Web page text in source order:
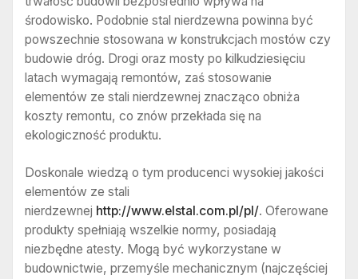
środowisko. Podobnie stal nierdzewna powinna być
powszechnie stosowana w konstrukcjach mostów czy
budowie dróg. Drogi oraz mosty po kilkudziesięciu
latach wymagają remontów, zaś stosowanie
elementów ze stali nierdzewnej znacząco obniża
koszty remontu, co znów przekłada się na
ekologiczność produktu.
Doskonale wiedzą o tym producenci wysokiej jakości
elementów ze stali
nierdzewnej http://www.elstal.com.pl/pl/. Oferowane
produkty spełniają wszelkie normy, posiadają
niezbędne atesty. Mogą być wykorzystane w
budownictwie, przemyśle mechanicznym (najczęściej